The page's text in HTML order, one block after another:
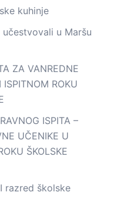
kuhinje
u Maršu
ZA VANREDNE
ROKU
ISPITA –
UČENIKE U
ŠKOLSKE
razred školske